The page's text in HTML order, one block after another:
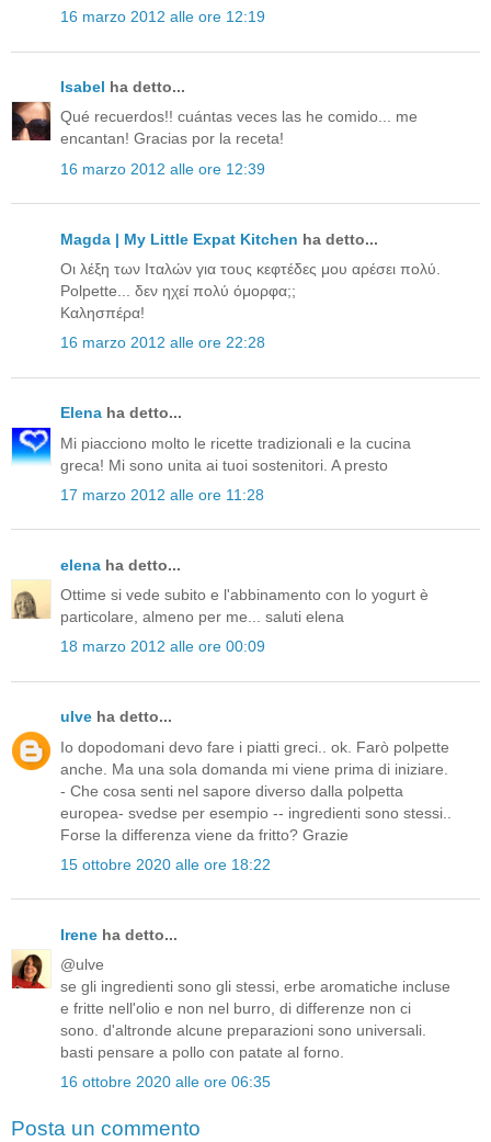
16 marzo 2012 alle ore 12:19
Isabel ha detto...
Qué recuerdos!! cuántas veces las he comido... me
encantan! Gracias por la receta!
16 marzo 2012 alle ore 12:39
Magda | My Little Expat Kitchen ha detto...
Οι λέξη των Ιταλών για τους κεφτέδες μου αρέσει πολύ.
Polpette... δεν ηχεί πολύ όμορφα;;
Καλησπέρα!
16 marzo 2012 alle ore 22:28
Elena ha detto...
Mi piacciono molto le ricette tradizionali e la cucina
greca! Mi sono unita ai tuoi sostenitori. A presto
17 marzo 2012 alle ore 11:28
elena ha detto...
Ottime si vede subito e l'abbinamento con lo yogurt è
particolare, almeno per me... saluti elena
18 marzo 2012 alle ore 00:09
ulve ha detto...
Io dopodomani devo fare i piatti greci.. ok. Farò polpette
anche. Ma una sola domanda mi viene prima di iniziare.
- Che cosa senti nel sapore diverso dalla polpetta
europea- svedse per esempio -- ingredienti sono stessi..
Forse la differenza viene da fritto? Grazie
15 ottobre 2020 alle ore 18:22
Irene ha detto...
@ulve
se gli ingredienti sono gli stessi, erbe aromatiche incluse
e fritte nell'olio e non nel burro, di differenze non ci
sono. d'altronde alcune preparazioni sono universali.
basti pensare a pollo con patate al forno.
16 ottobre 2020 alle ore 06:35
Posta un commento